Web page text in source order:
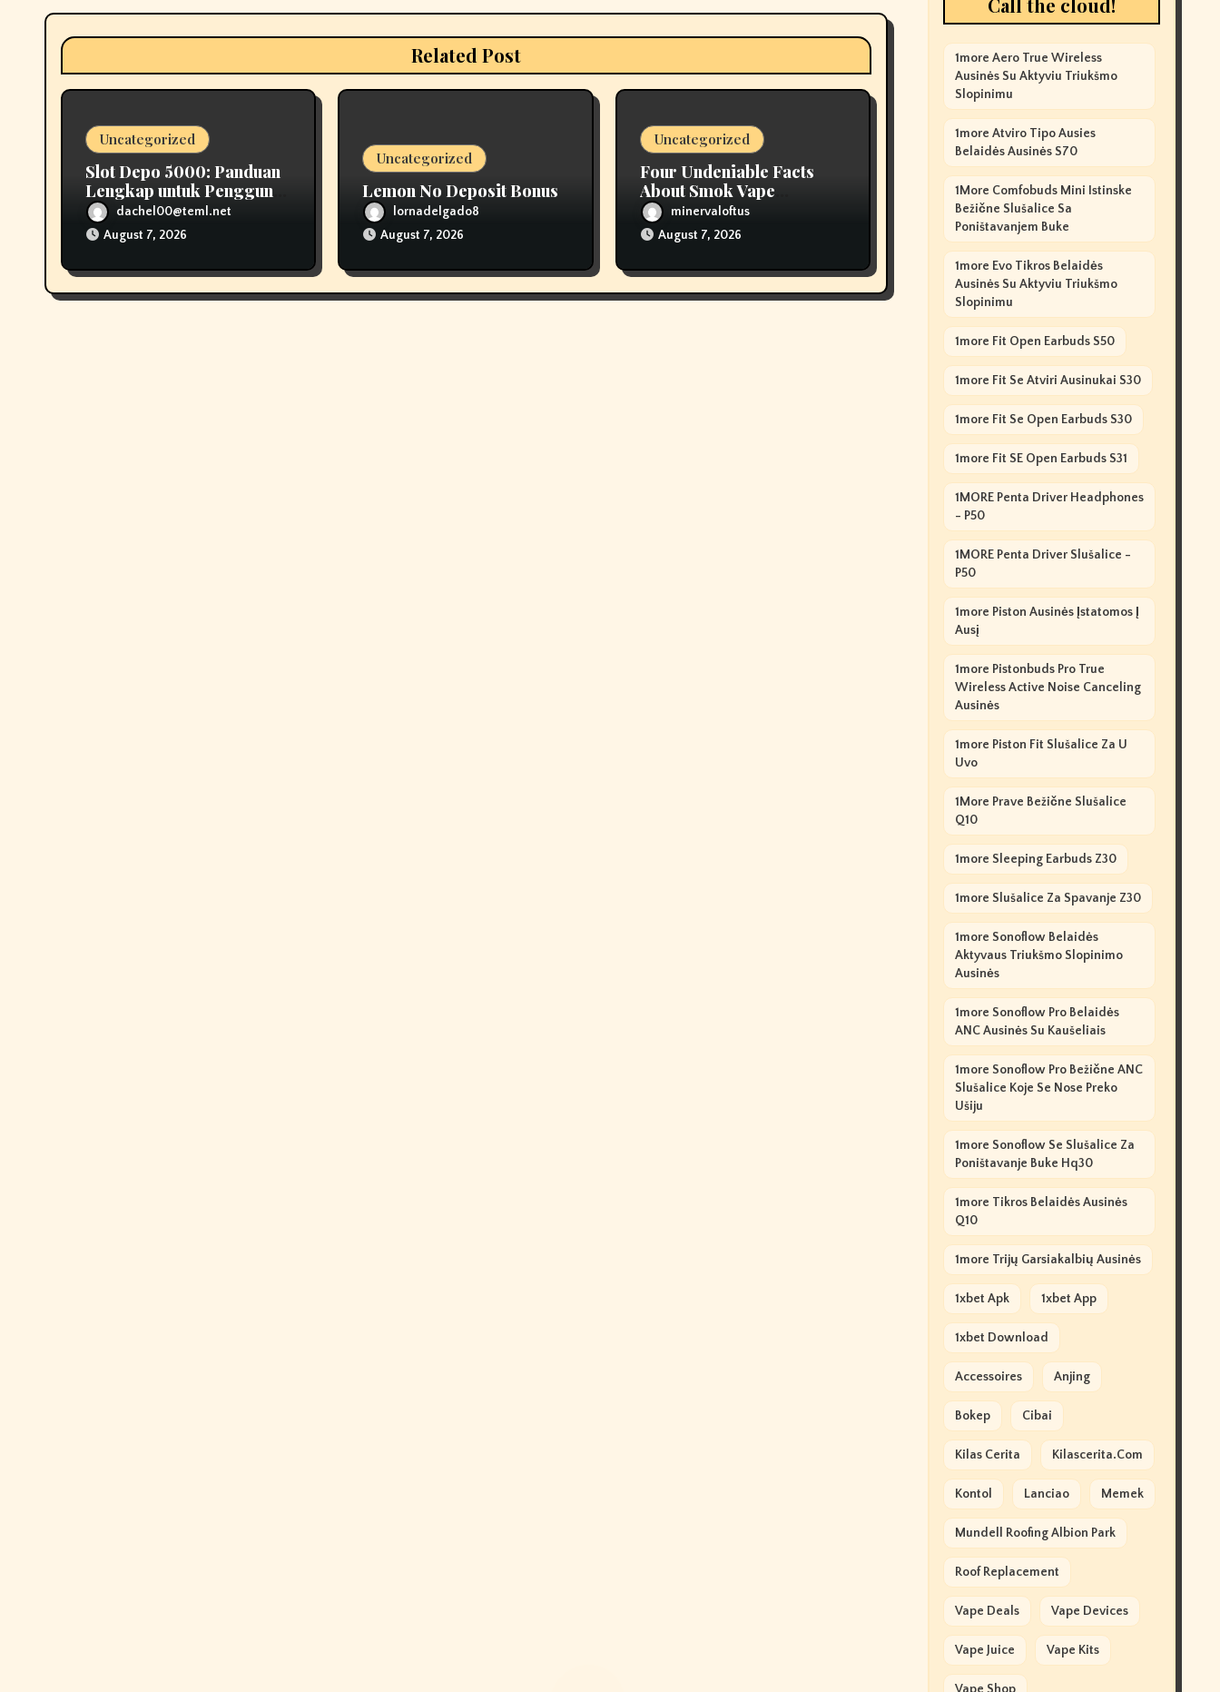
a
Related Post
Uncategorized
Slot Depo 5000: Panduan
Lengkap untuk Pengguna
dengan Modal Kecil
dachel00@teml.net
August 7, 2026
Uncategorized
Lemon No Deposit Bonus
lornadelgado8
August 7, 2026
Uncategorized
Four Undeniable Facts
About Smok Vape
Clearance
minervaloftus
August 7, 2026
Call the cloud!
1more Aero True Wireless
Ausinės Su Aktyviu Triukšmo
Slopinimu
1more Atviro Tipo Ausies
Belaidės Ausinės S70
1More Comfobuds Mini Istinske
Bežične Slušalice Sa
Poništavanjem Buke
1more Evo Tikros Belaidės
Ausinės Su Aktyviu Triukšmo
Slopinimu
1more Fit Open Earbuds S50
1more Fit Se Atviri Ausinukai S30
1more Fit Se Open Earbuds S30
1more Fit SE Open Earbuds S31
1MORE Penta Driver Headphones
- P50
1MORE Penta Driver Slušalice -
P50
1more Piston Ausinės Įstatomos Į
Ausį
1more Pistonbuds Pro True
Wireless Active Noise Canceling
Ausinės
1more Piston Fit Slušalice Za U
Uvo
1More Prave Bežične Slušalice
Q10
1more Sleeping Earbuds Z30
1more Slušalice Za Spavanje Z30
1more Sonoflow Belaidės
Aktyvaus Triukšmo Slopinimo
Ausinės
1more Sonoflow Pro Belaidės
ANC Ausinės Su Kaušeliais
1more Sonoflow Pro Bežične ANC
Slušalice Koje Se Nose Preko
Ušiju
1more Sonoflow Se Slušalice Za
Poništavanje Buke Hq30
1more Tikros Belaidės Ausinės
Q10
1more Trijų Garsiakalbių Ausinės
1xbet Apk 1xbet App
1xbet Download
Accessoires Anjing
Bokep Cibai
Kilas Cerita Kilascerita.com
Kontol Lanciao Memek
Mundell Roofing Albion Park
Roof Replacement
Vape Deals Vape Devices
Vape Juice Vape Kits